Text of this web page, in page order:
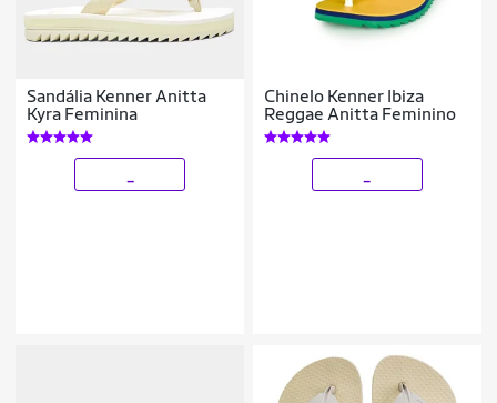
Sandália Kenner Anitta
Kyra Feminina
Chinelo Kenner Ibiza
Reggae Anitta Feminino